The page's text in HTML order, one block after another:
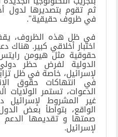
ثم تقوم بتصديرها لدول
في ظروف حقيقية."
في ظل هذه الظروف،
اختبار أخلاقي كبير. هناك
حقوقية مثل هيومن
الدولية لفرض حظر
لإسرائيل، خاصة في ظل
في انتهاكات حقوق
الدعوات، تستمر
غير المشروط
الواقع، بتواطأ بعض
صمتها و تقديمها الدعم
لإسرائيل.